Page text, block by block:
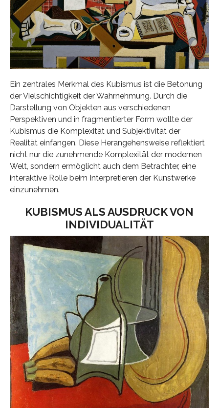
Ein zentrales Merkmal des Kubismus ist die Betonung
der Vielschichtigkeit der Wahrnehmung. Durch die
Darstellung von Objekten aus verschiedenen
Perspektiven und in fragmentierter Form wollte der
Kubismus die Komplexität und Subjektivität der
Realität einfangen. Diese Herangehensweise reflektiert
nicht nur die zunehmende Komplexität der modernen
Welt, sondern ermöglicht auch dem Betrachter, eine
interaktive Rolle beim Interpretieren der Kunstwerke
einzunehmen.
KUBISMUS ALS AUSDRUCK VON
INDIVIDUALITÄT